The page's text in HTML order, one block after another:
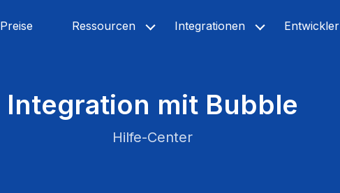
Preise Ressourcen Integrationen Entwickler
Integration mit Bubble
Hilfe-Center